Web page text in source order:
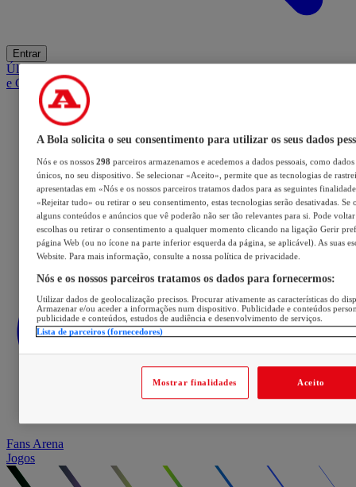
Entrar
ÚltimasMercadoOpiniãoiGaming HubA BOLA SUGEREBarba
e Cabelo
Fans Arena
Jogos
A Bola solicita o seu consentimento para utilizar os seus dados
Nós e os nossos 298 parceiros armazenamos e acedemos a dados pessoais, como
únicos, no seu dispositivo. Se selecionar «Aceito», permite que as tecnologias de
apresentadas em «Nós e os nossos parceiros tratamos dados para as seguintes
«Rejeitar tudo» ou retirar o seu consentimento, estas tecnologias serão desativadas. Se
alguns conteúdos e anúncios que vê poderão não ser tão relevantes para si. Pode voltar
escolhas ou retirar o consentimento a qualquer momento clicando na ligação Gerir
página Web (ou no ícone na parte inferior esquerda da página, se aplicável). As suas
Website. Para mais informação, consulte a nossa política de privacidade.
Nós e os nossos parceiros tratamos os dados para fornecermos:
Utilizar dados de geolocalização precisos. Procurar ativamente as características do
Armazenar e/ou aceder a informações num dispositivo. Publicidade e conteúdos
publicidade e conteúdos, estudos de audiência e desenvolvimento de serviços.
Lista de parceiros (fornecedores)
Mostrar finalidades Aceito